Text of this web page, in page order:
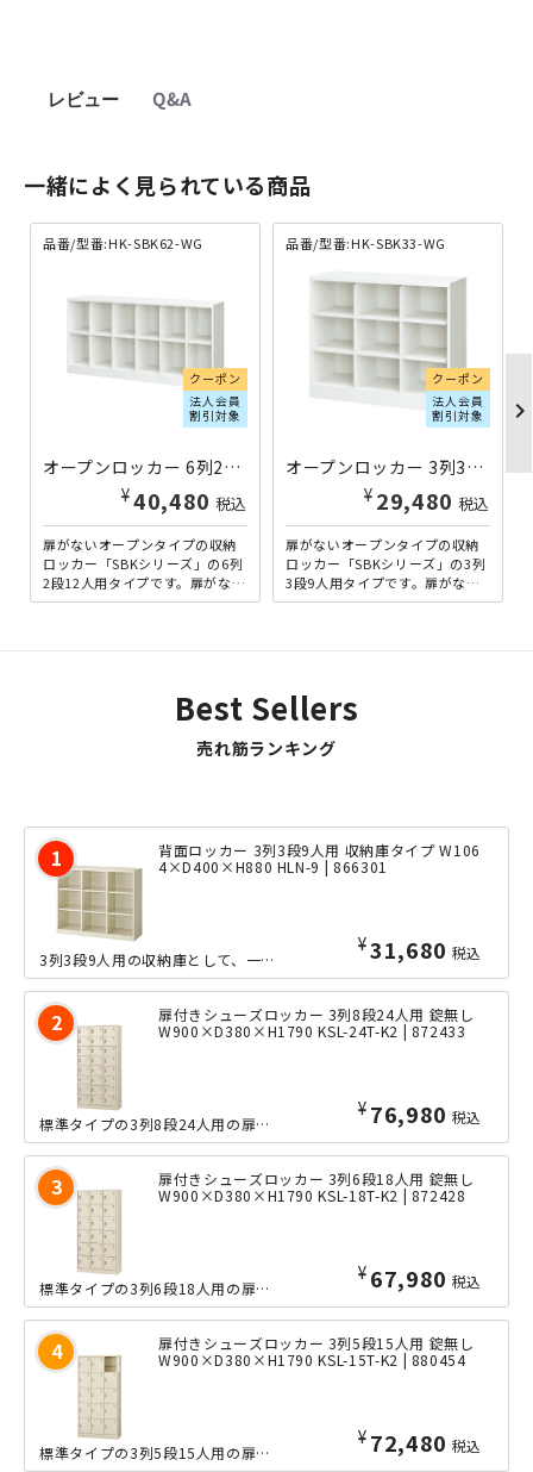
レビュー Q&A
一緒によく見られている商品
品番/型番:HK-SBK62-WG
クーポン
法人会員
割引対象
オープンロッカー 6列2段12人用 SBKシリーズ W1800×D380×H880 HK-SBK62-WG | 553207
¥40,480 税込
扉がないオープンタイプの収納
ロッカー「SBKシリーズ」の6列
2段12人用タイプです。扉がない
ので荷物の出し入れはスムーズ
品番/型番:HK-SBK33-WG
クーポン
法人会員
割引対象
オープンロッカー 3列3段9人用 SBKシリーズ W1066×D380×H880 HK-SBK33-WG | 553205
¥ 29,480 税込
扉がないオープンタイプの収納
ロッカー「SBKシリーズ」の3列
3段9人用タイプです。扉がない
ので荷物の出し入れはスムーズ
chevron_right
Best Sellers
売れ筋ランキング
背面ロッカー 3列3段9人用 収納庫タイプ W106
4×D400×H880 HLN-9 | 866301
¥31,680 税込
3列3段9人用の収納庫として、一般的なオフィス以外にも、学校、塾、病院、工場など...
扉付きシューズロッカー 3列8段24人用 錠無し
W900×D380×H1790 KSL-24T-K2 | 872433
¥ 76,980 税込
標準タイプの3列8段24人用の扉付きシューズロッカーです。中身を見せない収納によ...
扉付きシューズロッカー 3列6段18人用 錠無し
W900×D380×H1790 KSL-18T-K2 | 872428
¥ 67,980 税込
標準タイプの3列6段18人用の扉付きシューズロッカーです。中身を見せない収納によ...
扉付きシューズロッカー 3列5段15人用 錠無し
W900×D380×H1790 KSL-15T-K2 | 880454
¥ 72,480 税込
標準タイプの3列5段15人用の扉付きシューズロッカーです。中身を見せない収納によ...